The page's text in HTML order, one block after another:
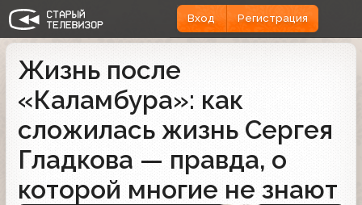
Вход Регистрация
Жизнь после
«Каламбура»: как
сложилась жизнь Сергея
Гладкова — правда, о
которой многие не знают